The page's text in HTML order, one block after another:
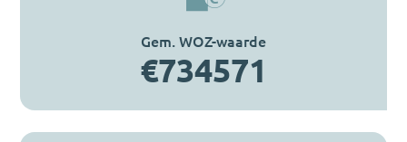
Gem. WOZ-waarde
€734571